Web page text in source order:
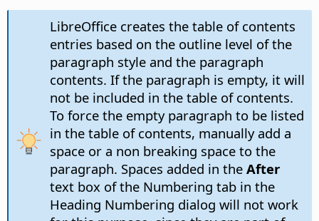
LibreOffice creates the table of contents
entries based on the outline level of the
paragraph style and the paragraph
contents. If the paragraph is empty, it will
not be included in the table of contents.
To force the empty paragraph to be listed
in the table of contents, manually add a
space or a non breaking space to the
paragraph. Spaces added in the After
text box of the Numbering tab in the
Heading Numbering dialog will not work